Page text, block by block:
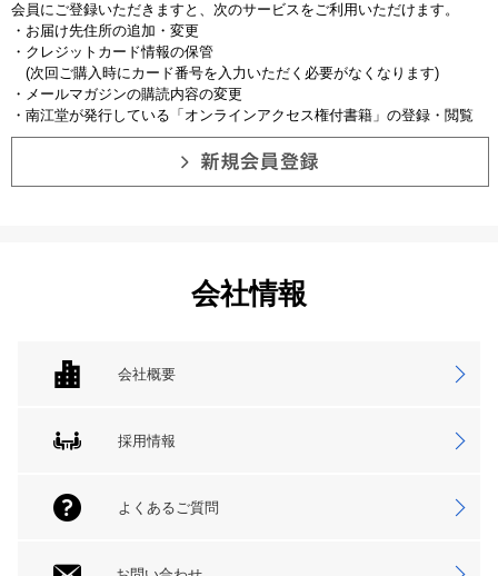
会員にご登録いただきますと、次のサービスをご利用いただけます。
・お届け先住所の追加・変更
・クレジットカード情報の保管
(次回ご購入時にカード番号を入力いただく必要がなくなります)
・メールマガジンの購読内容の変更
・南江堂が発行している「オンラインアクセス権付書籍」の登録・閲覧
会社情報
会社概要
採用情報
よくあるご質問